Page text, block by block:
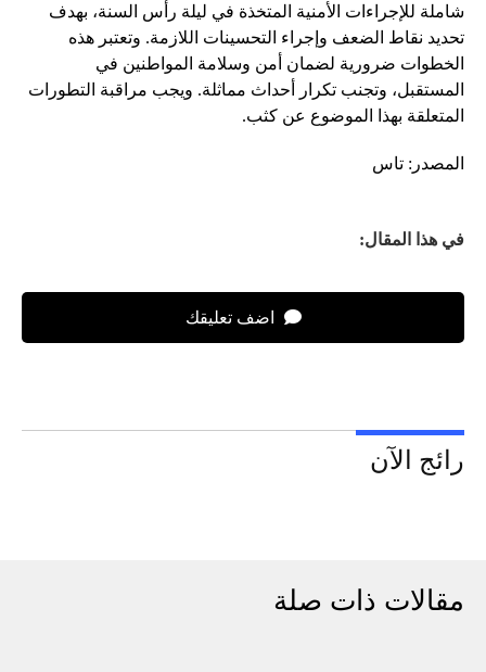
شاملة للإجراءات الأمنية المتخذة في ليلة رأس السنة، بهدف
تحديد نقاط الضعف وإجراء التحسينات اللازمة. وتعتبر هذه
الخطوات ضرورية لضمان أمن وسلامة المواطنين في
المستقبل، وتجنب تكرار أحداث مماثلة. ويجب مراقبة التطورات
المتعلقة بهذا الموضوع عن كثب.
المصدر: تاس
في هذا المقال:
اضف تعليقك
رائج الآن
مقالات ذات صلة